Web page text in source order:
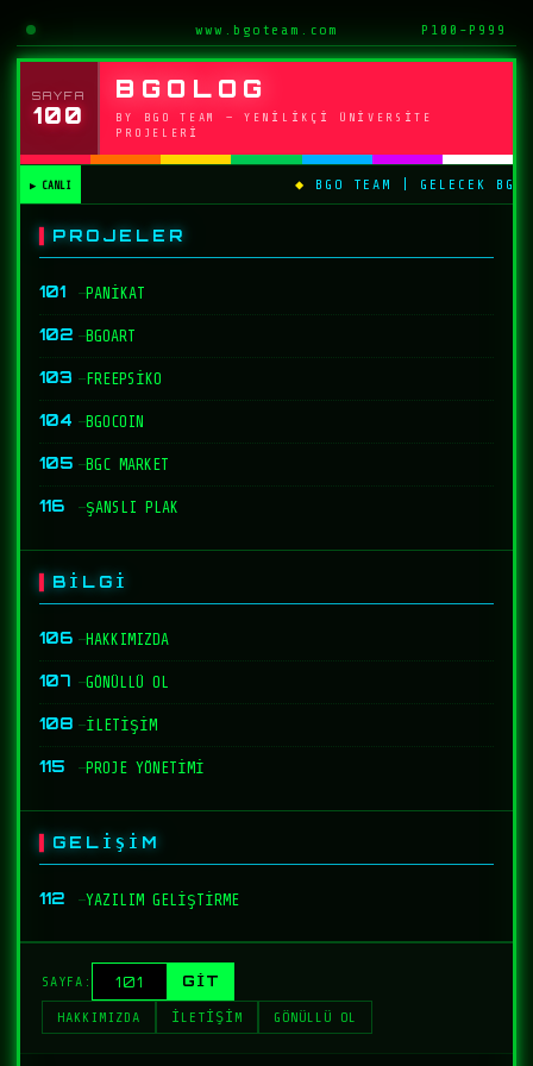
www.bgoteam.com P100-P999
SAYFA
100
BGOLOG
BY BGO TEAM — YENILIKÇI ÜNIVERSITE
PROJELERI
BGO TEAM | GELECEK
PROJELER
101 —PANİKAT
102 —BGOART
103 —FREEPSİKO
104 —BGOCOIN
105 —BGC MARKET
116 —ŞANSLI PLAK
BİLGİ
106 —HAKKIMIZDA
107 —GÖNÜLLÜ OL
108 —İLETİŞİM
115 —PROJE YÖNETİMİ
GELİŞİM
112 —YAZILIM GELİŞTİRME
SAYFA: GİT
HAKKIMIZDA İLETİŞİM GÖNÜLLÜ OL